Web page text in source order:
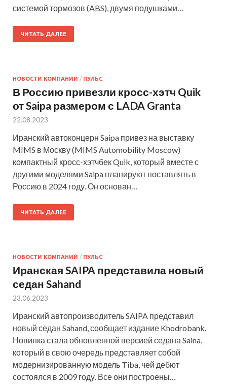
системой тормозов (ABS), двумя подушками…
ЧИТАТЬ ДАЛЕЕ
НОВОСТИ КОМПАНИЙ / ПУЛЬС
В Россию привезли кросс-хэтч Quik
от Saipa размером с LADA Granta
22.08.2023
Иранский автоконцерн Saipa привез на выставку
MIMS в Москву (MIMS Automobility Moscow)
компактный кросс-хэтчбек Quik, который вместе с
другими моделями Saipa планируют поставлять в
Россию в 2024 году. Он основан…
ЧИТАТЬ ДАЛЕЕ
НОВОСТИ КОМПАНИЙ / ПУЛЬС
Иранская SAIPA представила новый
седан Sahand
23.06.2023
Иранский автопроизводитель SAIPA представил
новый седан Sahand, сообщает издание Khodrobank.
Новинка стала обновленной версией седана Saina,
который в свою очередь представляет собой
модернизированную модель Tiba, чей дебют
состоялся в 2009 году. Все они построены…